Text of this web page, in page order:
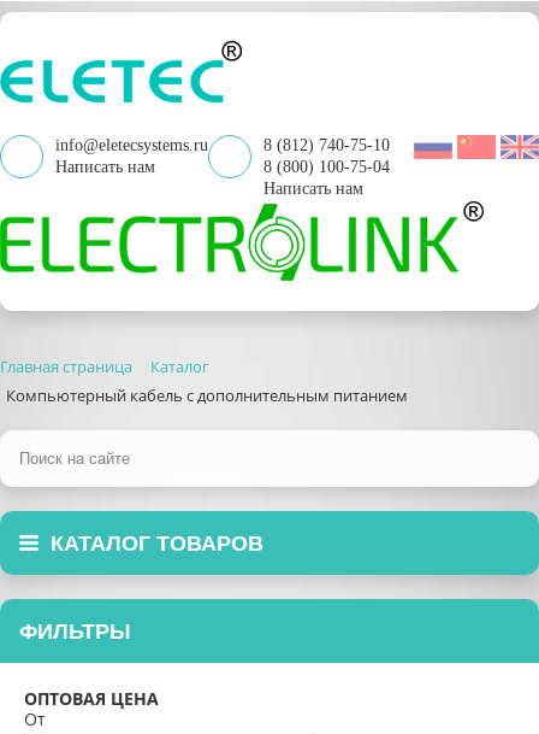
info@eletecsystems.ru
Написать нам
8 (812) 740-75-10
8 (800) 100-75-04
Написать нам
Главная страница
Каталог
Компьютерный кабель с дополнительным питанием
КАТАЛОГ ТОВАРОВ
ФИЛЬТРЫ
ОПТОВАЯ ЦЕНА
От